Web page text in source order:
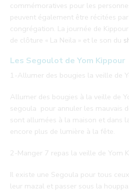
commémoratives pour les
peuvent également être récitées
congrégation. La journée de
de clôture « La Neila » et le son du
Les Segoulot de Yom Kippour
1-Allumer des bougies la veille de
Allumer des bougies à la veille de
segoula pour annuler les mauvais
sont allumées à la maison et dans
encore plus de lumière à la fête.
2-Manger 7 repas la veille de Yom
Il existe une Segoula pour tous
leur mazal et passer sous la